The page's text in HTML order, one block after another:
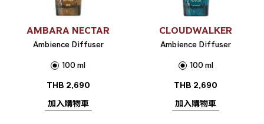
AMBARA NECTAR
Ambience Diffuser
100 ml
THB 2,690
加入購物車
CLOUDWALKER
Ambience Diffuser
100 ml
THB 2,690
加入購物車